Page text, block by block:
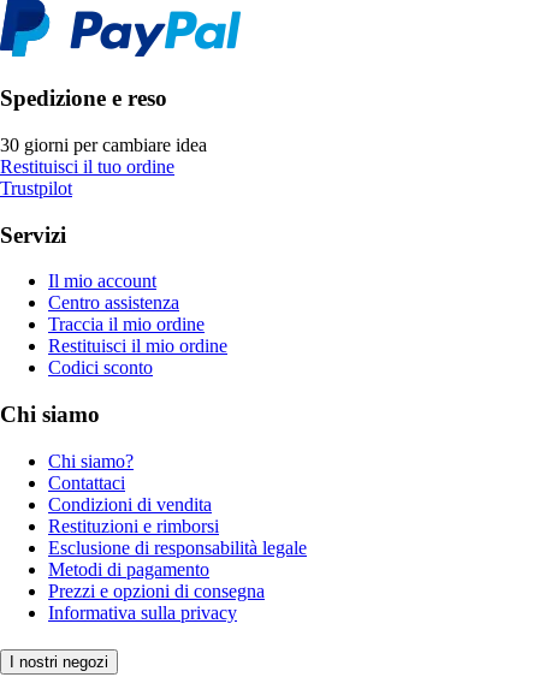
Spedizione e reso
30 giorni per cambiare idea
Restituisci il tuo ordine
Trustpilot
Servizi
Il mio account
Centro assistenza
Traccia il mio ordine
Restituisci il mio ordine
Codici sconto
Chi siamo
Chi siamo?
Contattaci
Condizioni di vendita
Restituzioni e rimborsi
Esclusione di responsabilità legale
Metodi di pagamento
Prezzi e opzioni di consegna
Informativa sulla privacy
I nostri negozi